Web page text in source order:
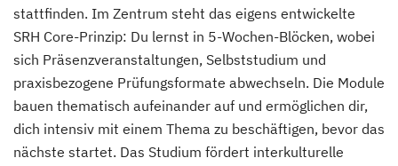
stattfinden. Im Zentrum steht das eigens entwickelte
SRH Core-Prinzip: Du lernst in 5-Wochen-Blöcken, wobei
sich Präsenzveranstaltungen, Selbststudium und
praxisbezogene Prüfungsformate abwechseln. Die Module
bauen thematisch aufeinander auf und ermöglichen dir,
dich intensiv mit einem Thema zu beschäftigen, bevor das
nächste startet. Das Studium fördert interkulturelle